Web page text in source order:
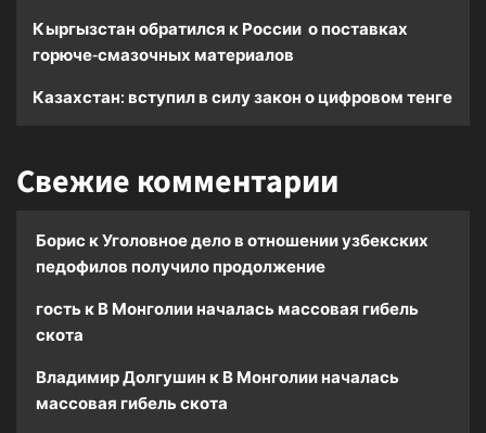
Кыргызстан обратился к России о поставках
горюче-смазочных материалов
Казахстан: вступил в силу закон о цифровом тенге
Свежие комментарии
Борис кУголовное дело в отношении узбекских
педофилов получило продолжение
гость к В Монголии началась массовая гибель
скота
Владимир Долгушин к В Монголии началась
массовая гибель скота